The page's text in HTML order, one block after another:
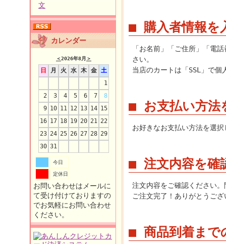
文
カレンダー
＜2026年8月 ＞
日 月 火 水 木 金 土
1
2
3 4 5 6 7
8
9 10 11 12 13 14 15
16 17 18 19 20 21 22
23 24 25 26 27 28 29
30 31
今日
定休日
お問い合わせはメールに
て受け付けておりますの
でお気軽にお問い合わせ
ください。
■ 購入者情報を
「お名前」「ご住所」「電
さい。
当店のカートは「SSL」で
■ お支払い方法
お好きなお支払い方法を選
■ 注文内容を確
注文内容をご確認ください
ご注文完了！ありがとうご
■ 商品到着まで